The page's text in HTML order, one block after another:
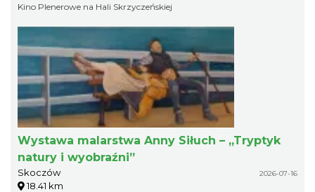
Kino Plenerowe na Hali Skrzyczeńskiej
Wystawa malarstwa Anny Siłuch – „Tryptyk
natury i wyobraźni”
Skoczów 2026-07-16
18.41 km